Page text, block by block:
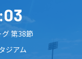
第38節
ジアム